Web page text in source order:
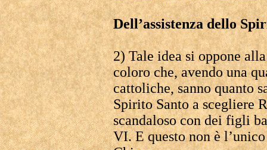
Dell’assistenza dello
2) Tale idea si oppone
coloro che, avendo una
cattoliche, sanno quanto
Spirito Santo a scegliere
scandaloso con dei figli
VI. E questo non è